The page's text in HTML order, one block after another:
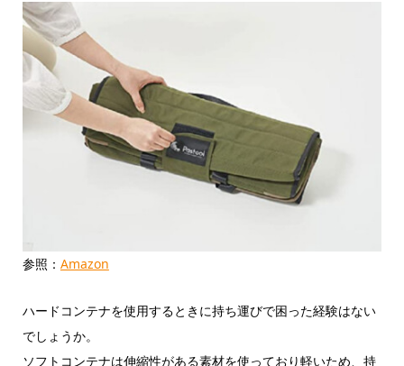
参照： Amazon
ハードコンテナを使用するときに持ち運びで困った経験はない
でしょうか。
ソフトコンテナは伸縮性がある素材を使っており軽いため、持